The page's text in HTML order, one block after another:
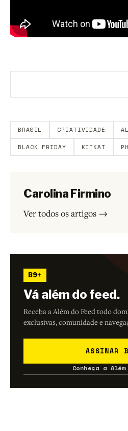
BRASIL CRIATIVIDADE
BLACK FRIDAY KITKAT
Carolina Firmino
Ver todos os artigos →
B9+
Vá além do feed.
Receba a Além do Feed todo
exclusivas, comunidade e
ASSINAR
Conheça a